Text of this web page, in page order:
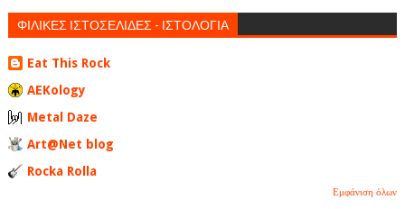
ΦΙΛΙΚΕΣ ΙΣΤΟΣΕΛΙΔΕΣ - ΙΣΤΟΛΟΓΙΑ
Eat This Rock
AEKology
Metal Daze
Art@Net blog
Rocka Rolla
Εμφάνιση όλων